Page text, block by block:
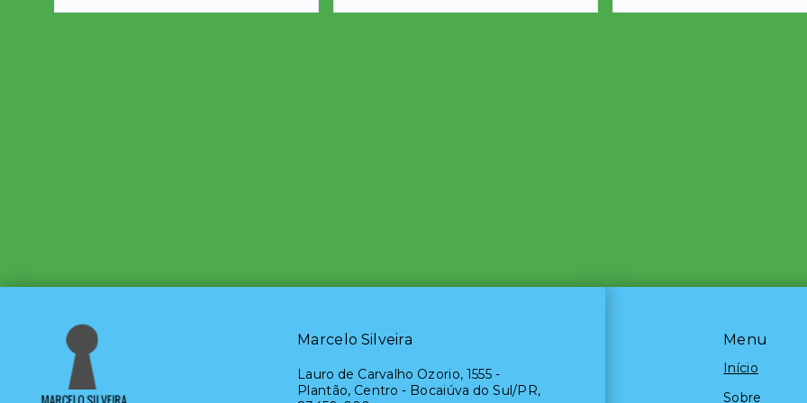
Menu
Início
Sobre
Marcelo Silveira
Lauro de Carvalho Ozorio, 1555 -
Plantão, Centro - Bocaiúva do Sul/PR,